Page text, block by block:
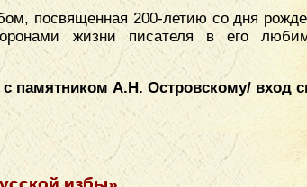
посвященная 200-летию со дня
жизни писателя в его
памятником А.Н. Островскому/ вход